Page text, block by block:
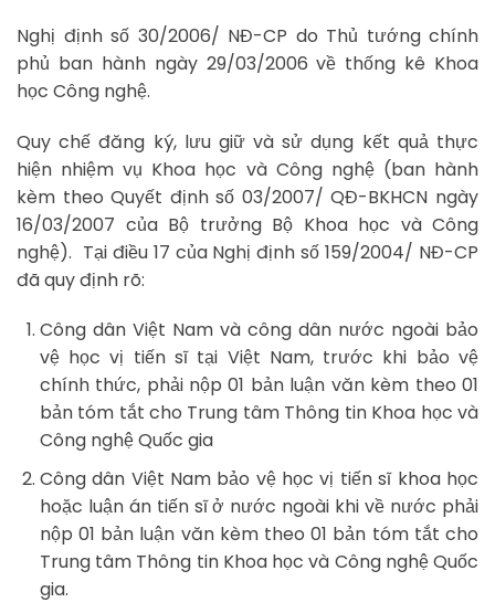
Nghị định số 30/2006/ NĐ-CP do Thủ tướng chính
phủ ban hành ngày 29/03/2006 về thống kê Khoa
học Công nghệ.
Quy chế đăng ký, lưu giữ và sử dụng kết quả thực
hiện nhiệm vụ Khoa học và Công nghệ (ban hành
kèm theo Quyết định số 03/2007/ QĐ-BKHCN ngày
16/03/2007 của Bộ trưởng Bộ Khoa học và Công
nghệ). Tại điều 17 của Nghị định số 159/2004/ NĐ-CP
đã quy định rõ:
Công dân Việt Nam và công dân nước ngoài bảo
vệ học vị tiến sĩ tại Việt Nam, trước khi bảo vệ
chính thức, phải nộp 01 bản luận văn kèm theo 01
bản tóm tắt cho Trung tâm Thông tin Khoa học và
Công nghệ Quốc gia
Công dân Việt Nam bảo vệ học vị tiến sĩ khoa học
hoặc luận án tiến sĩ ở nước ngoài khi về nước phải
nộp 01 bản luận văn kèm theo 01 bản tóm tắt cho
Trung tâm Thông tin Khoa học và Công nghệ Quốc
gia.